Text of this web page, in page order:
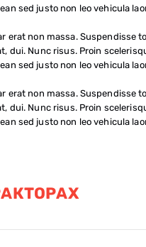
sed justo non leo vehicula
non massa. Suspendisse
Nunc risus. Proin
sed justo non leo vehicula
non massa. Suspendisse
Nunc risus. Proin
sed justo non leo vehicula